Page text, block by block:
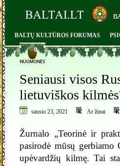
BALTŲ KULTŪROS FORUMAS
0
Seniausi visos
lietuviškos
sausio 23, 2021 Ar žinai
Žurnalo „Teorinė ir
pasirodė mūsų gerbiamo
upėvardžių kilmę. Tai